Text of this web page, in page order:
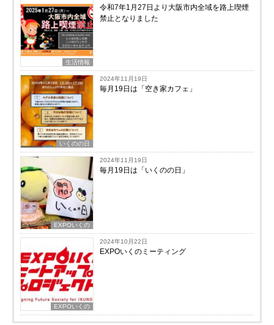
生活情報
令和7年1月27日より大阪市内全域を路上喫煙
禁止となりました
いくのの日
2024年11月19日
毎月19日は「空き家カフェ」
EXPOいくの
2024年11月19日
毎月19日は「いくのの日」
EXPOいくの
2024年10月22日
EXPOいくのミーティング